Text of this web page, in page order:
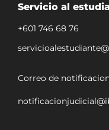
Servicio al
+601 746 68 76
Correo de